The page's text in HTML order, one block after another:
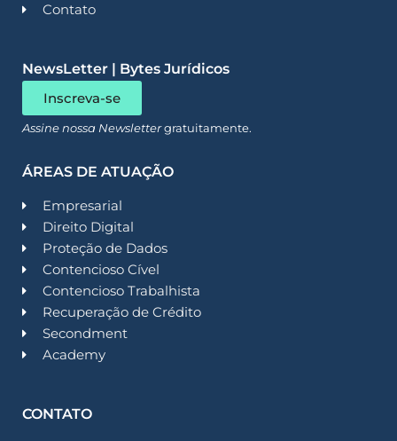
Contato
NewsLetter | Bytes Jurídicos
Inscreva-se
Assine nossa Newslettergratuitamente.
ÁREAS DE ATUAÇÃO
Empresarial
Direito Digital
Proteção de Dados
Contencioso Cível
Contencioso Trabalhista
Recuperação de Crédito
Secondment
Academy
CONTATO